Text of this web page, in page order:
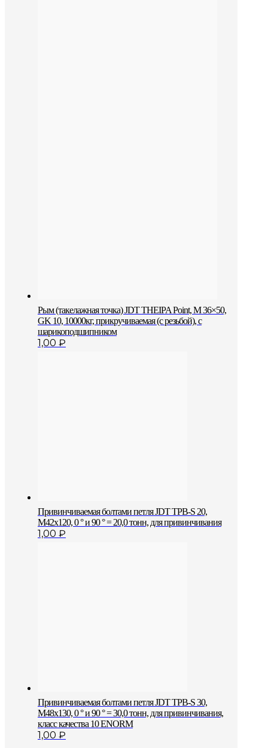
Рым (такелажная точка) JDT THEIPA Point, M 36×50,
GK 10, 10000кг, прикручиваемая (с резьбой), с
шарикоподшипником
1,00 ₽
Привинчиваемая болтами петля JDT TPB-S 20,
M42x120, 0 ° и 90 ° = 20,0 тонн, для привинчивания
1,00 ₽
Привинчиваемая болтами петля JDT TPB-S 30,
M48x130, 0 ° и 90 ° = 30,0 тонн, для привинчивания,
класс качества 10 ENORM
1,00 ₽